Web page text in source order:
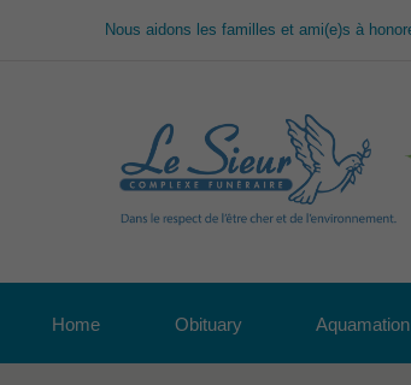
Nous aidons les familles et ami(e)s à
Home Obituary Aquamation